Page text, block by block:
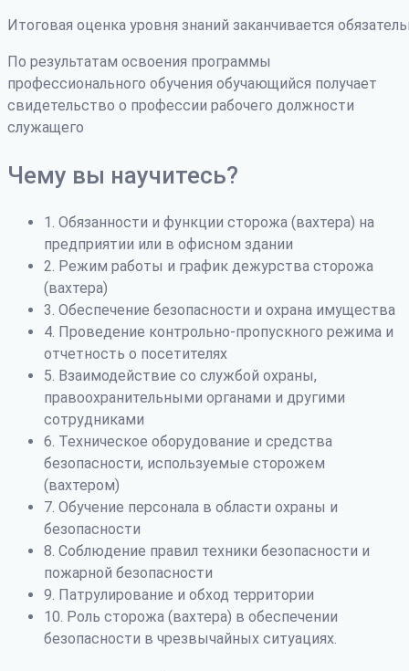
Итоговая оценка уровня знаний заканчивается
По результатам освоения программы
профессионального обучения обучающийся получает
свидетельство о профессии рабочего должности
служащего
Чему вы научитесь?
1. Обязанности и функции сторожа (вахтера) на
предприятии или в офисном здании
2. Режим работы и график дежурства сторожа
(вахтера)
3. Обеспечение безопасности и охрана имущества
4. Проведение контрольно-пропускного режима и
отчетность о посетителях
5. Взаимодействие со службой охраны,
правоохранительными органами и другими
сотрудниками
6. Техническое оборудование и средства
безопасности, используемые сторожем
(вахтером)
7. Обучение персонала в области охраны и
безопасности
8. Соблюдение правил техники безопасности и
пожарной безопасности
9. Патрулирование и обход территории
10. Роль сторожа (вахтера) в обеспечении
безопасности в чрезвычайных ситуациях.